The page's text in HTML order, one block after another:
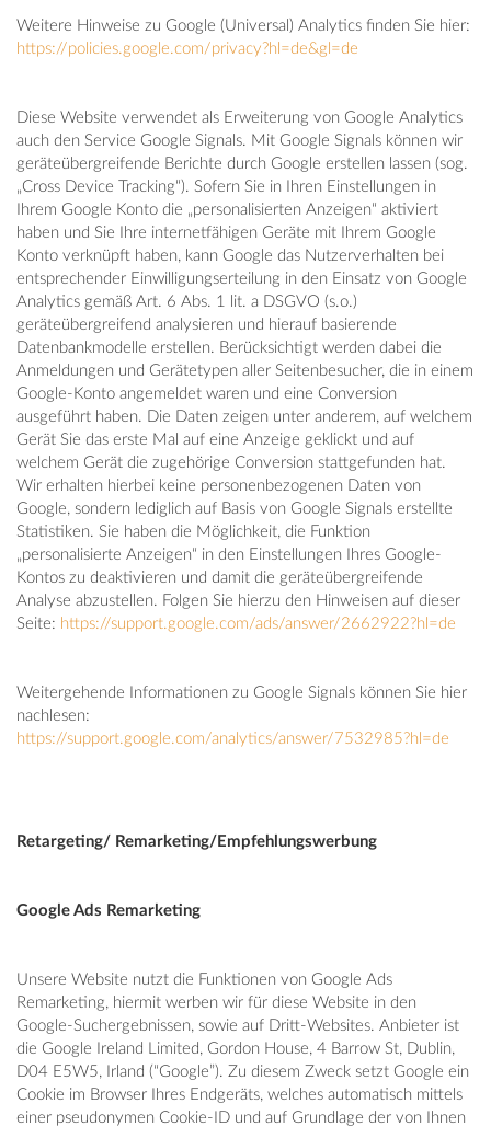
Weitere Hinweise zu Google (Universal) Analytics finden Sie hier:
https://policies.google.com/privacy?hl=de&gl=de
Diese Website verwendet als Erweiterung von Google Analytics
auch den Service Google Signals. Mit Google Signals können wir
geräteübergreifende Berichte durch Google erstellen lassen (sog.
„Cross Device Tracking“). Sofern Sie in Ihren Einstellungen in
Ihrem Google Konto die „personalisierten Anzeigen“ aktiviert
haben und Sie Ihre internetfähigen Geräte mit Ihrem Google
Konto verknüpft haben, kann Google das Nutzerverhalten bei
entsprechender Einwilligungserteilung in den Einsatz von Google
Analytics gemäß Art. 6 Abs. 1 lit. a DSGVO (s.o.)
geräteübergreifend analysieren und hierauf basierende
Datenbankmodelle erstellen. Berücksichtigt werden dabei die
Anmeldungen und Gerätetypen aller Seitenbesucher, die in einem
Google-Konto angemeldet waren und eine Conversion
ausgeführt haben. Die Daten zeigen unter anderem, auf welchem
Gerät Sie das erste Mal auf eine Anzeige geklickt und auf
welchem Gerät die zugehörige Conversion stattgefunden hat.
Wir erhalten hierbei keine personenbezogenen Daten von
Google, sondern lediglich auf Basis von Google Signals erstellte
Statistiken. Sie haben die Möglichkeit, die Funktion
„personalisierte Anzeigen“ in den Einstellungen Ihres Google-
Kontos zu deaktivieren und damit die geräteübergreifende
Analyse abzustellen. Folgen Sie hierzu den Hinweisen auf dieser
Seite: https://support.google.com/ads/answer/2662922?hl=de
Weitergehende Informationen zu Google Signals können Sie hier
nachlesen:
https://support.google.com/analytics/answer/7532985?hl=de
Retargeting/ Remarketing/Empfehlungswerbung
Google Ads Remarketing
Unsere Website nutzt die Funktionen von Google Ads
Remarketing, hiermit werben wir für diese Website in den
Google-Suchergebnissen, sowie auf Dritt-Websites. Anbieter ist
die Google Ireland Limited, Gordon House, 4 Barrow St, Dublin,
D04 E5W5, Irland (“Google”). Zu diesem Zweck setzt Google ein
Cookie im Browser Ihres Endgeräts, welches automatisch mittels
einer pseudonymen Cookie-ID und auf Grundlage der von Ihnen